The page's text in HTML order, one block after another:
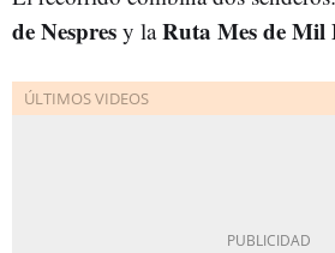
de Nespres y laRuta Mes de Mil